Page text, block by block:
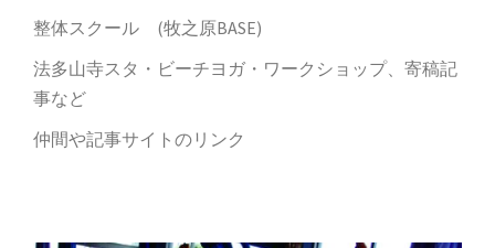
整体スクール (牧之原BASE)
法多山寺スタ・ビーチヨガ・ワークショップ、寄稿記
事など
仲間や記事サイトのリンク